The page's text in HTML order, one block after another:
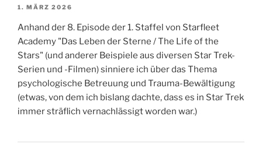
1. MÄRZ 2026
Anhand der 8. Episode der 1. Staffel von Starfleet
Academy "Das Leben der Sterne / The Life of the
Stars" (und anderer Beispiele aus diversen Star Trek-
Serien und -Filmen) sinniere ich über das Thema
psychologische Betreuung und Trauma-Bewältigung
(etwas, von dem ich bislang dachte, dass es in Star Trek
immer sträflich vernachlässigt worden war.)